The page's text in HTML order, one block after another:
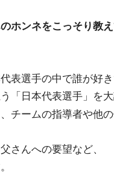
ホンネをこっそり教
表選手の中で誰が好
「日本代表選手」を大
チームの指導者や他
さんへの要望など、
ふくらはぎの張